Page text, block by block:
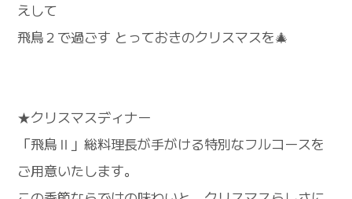
えして
飛鳥２で過ごす とっておきのクリスマスを🎄
★クリスマスディナー
「飛鳥Ⅱ」総料理長が手がける特別なフルコースを
ご用意いたします。